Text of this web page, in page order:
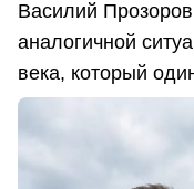
Василий
аналогичной
века, который